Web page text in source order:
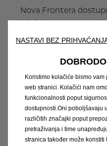
Nova Frontera
hibridnog pogona od
električnoj izvedbi.
kW (100 KS) koji je
upotrebu. Radi u
motorom snage 21
mjenjačem sa šest
dvostrukom spojkom
emisije CO2 znatno
modelom s
NASTAVI BEZ
Koristimo kolačiće bismo
web stranici. Kolačići nam
funkcionalnosti poput
dostupnosti.Oni poboljšavaju
različitih značajki poput
pretraživanja i time
stranica također može